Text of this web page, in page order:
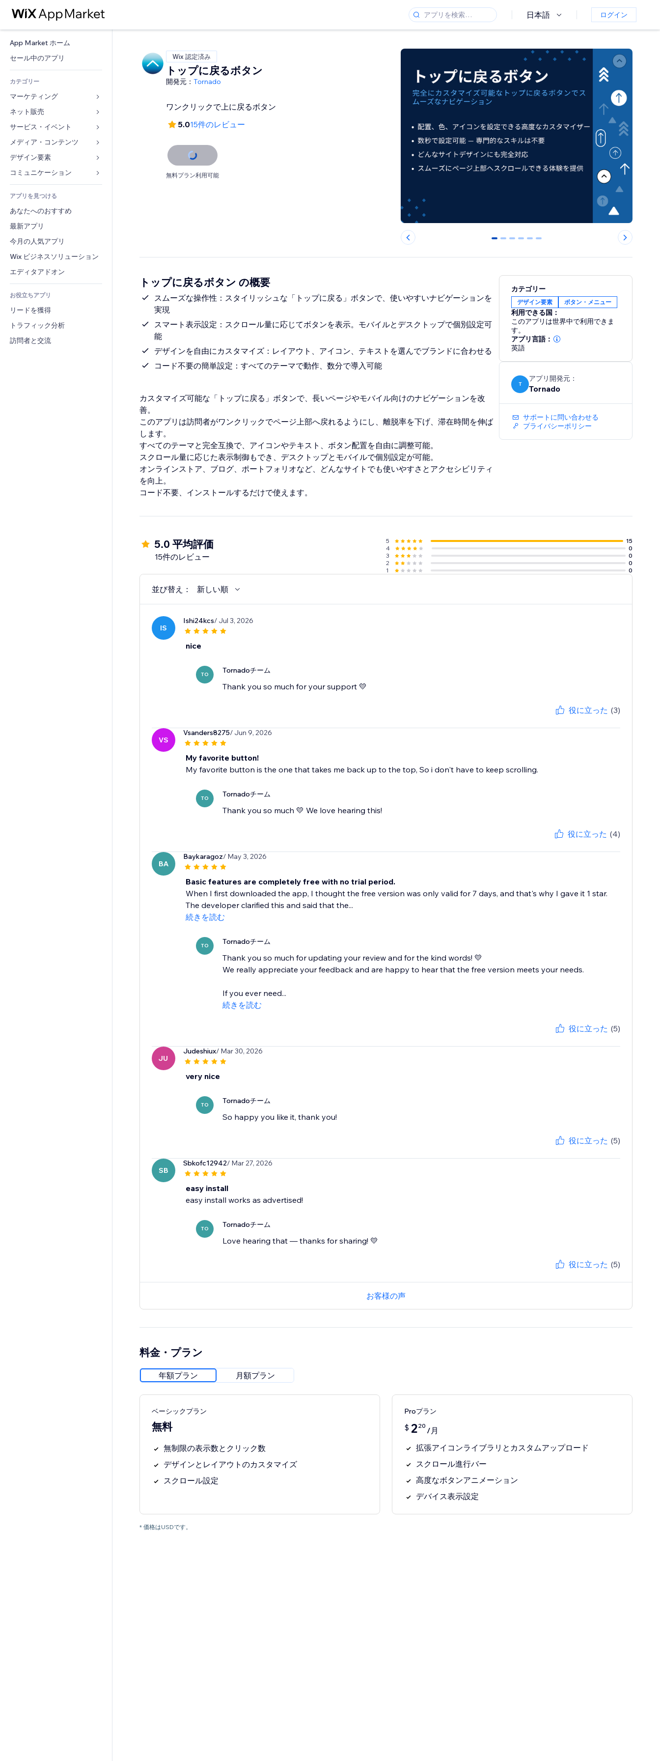
日本語 ログイン
App Market ホーム
セール中のアプリ
カテゴリー
マーケティング
広告
モバイル
アクセス解析
リスティング広告
メール
コンバージョン
ネット販売
ストア用アプリ
発送・配達
販売ボタン
会計
クーポン・特典
倉庫管理ソリューション
ドロップシッピング
食品・飲料
サービス・イベント
ホテル
イベント
レストラン
不動産
ブッキング
メディア・コンテンツ
ギャラリー
音楽
ポッドキャスト
写真
動画
PDF
ファイル共有
ニュース
デザイン要素
マップ・ナビ
プライバシー・セキュリティ
時計
ページテンプレート
画像効果
ボタン・メニュー
バナー・バッジ
電卓
検索
天気
チャート・テーブル
フォーム
ブログ
投票
チャット
コメント
電話
コミュニティィ
レビュー・お客さまの声
CRM
アプリを見つける
あなたへのおすすめ
最新アプリ
今月の人気アプリ
Wix ビジネスソリューション
エディタアドオン
お役立ちアプリ
リードを獲得
トラフィック分析
訪問者と交流
Wix 認定済み
トップに戻るボタン
開発元： Tornado
ワンクリックで上に戻るボタン
5.015件のレビュー
無料プラン利用可能
0 1 2 3 4 5
トップに戻るボタン の概要
スムーズな操作性：スタイリッシュな「トップに戻る」ボタンで、使いやすいナビゲーションを
実現
スマート表示設定：スクロール量に応じてボタンを表示。モバイルとデスクトップで個別設定可
能
デザインを自由にカスタマイズ：レイアウト、アイコン、テキストを選んでブランドに合わせる
コード不要の簡単設定：すべてのテーマで動作、数分で導入可能
カスタマイズ可能な「トップに戻る」ボタンで、長いページやモバイル向けのナビゲーションを改
善。
このアプリは訪問者がワンクリックでページ上部へ戻れるようにし、離脱率を下げ、滞在時間を伸ば
します。
すべてのテーマと完全互換で、アイコンやテキスト、ボタン配置を自由に調整可能。
スクロール量に応じた表示制御もでき、デスクトップとモバイルで個別設定が可能。
オンラインストア、ブログ、ポートフォリオなど、どんなサイトでも使いやすさとアクセシビリティ
を向上。
コード不要、インストールするだけで使えます。
カテゴリー
デザイン要素 ボタン・メニュー
利用できる国：
このアプリは世界中で利用できま
す。
アプリ言語：
英語
T
アプリ開発元：
Tornado
サポートに問い合わせる
プライバシーポリシー
5.0 平均評価
15件のレビュー
5
15
4
0
3
0
2
0
1
0
並び替え： 新しい順
IS
Ishi24kcs/ Jul 3, 2026
nice
TO Tornadoチーム
Thank you so much for your support 💛
役に立った (3)
VS
Vsanders8275/ Jun 9, 2026
My favorite button!
My favorite button is the one that takes me back up to the top, So i don't have to keep scrolling.
TO Tornadoチーム
Thank you so much 💛 We love hearing this!
役に立った (4)
BA
Baykaragoz/ May 3, 2026
Basic features are completely free with no trial period.
When I first downloaded the app, I thought the free version was only valid for 7 days, and that's why I gave it 1 star.
The developer clarified this and said that the...
続きを読む
TO Tornadoチーム
Thank you so much for updating your review and for the kind words! 💛
We really appreciate your feedback and are happy to hear that the free version meets your needs.
If you ever need...
続きを読む
役に立った (5)
JU
Judeshiux/ Mar 30, 2026
very nice
TO Tornadoチーム
So happy you like it, thank you!
役に立った (5)
SB
Sbkofc12942/ Mar 27, 2026
easy install
easy install works as advertised!
TO Tornadoチーム
Love hearing that — thanks for sharing! 💛
役に立った (5)
お客様の声
料金・プラン
年額プラン 月額プラン
ベーシックプラン
無料
無制限の表示数とクリック数
デザインとレイアウトのカスタマイズ
スクロール設定
Proプラン
$ 220 /月
拡張アイコンライブラリとカスタムアップロード
スクロール進行バー
高度なボタンアニメーション
デバイス表示設定
* 価格はUSDです。